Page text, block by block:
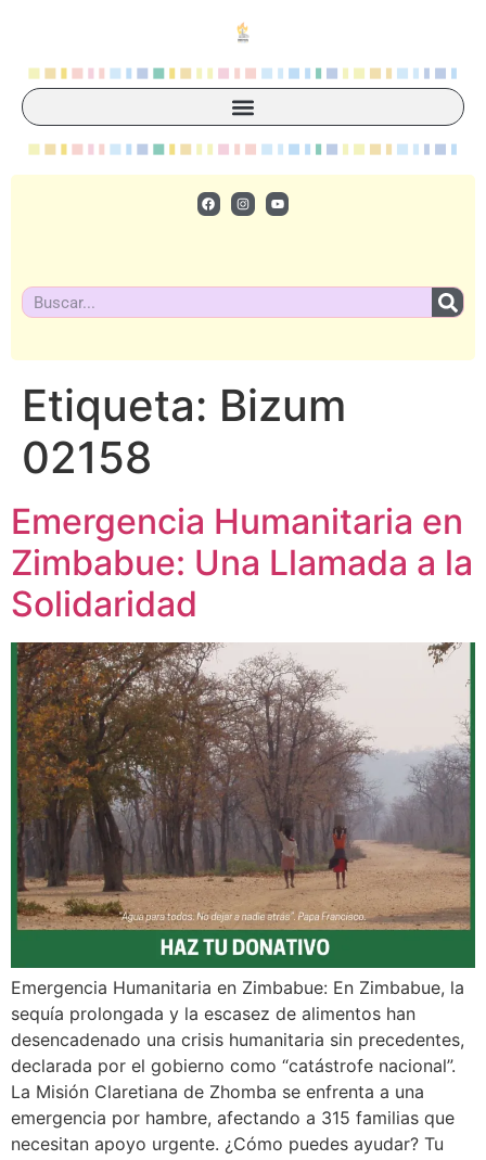
Etiqueta: Bizum
02158
Emergencia Humanitaria en
Zimbabue: Una Llamada a la
Solidaridad
Emergencia Humanitaria en Zimbabue: En Zimbabue, la
sequía prolongada y la escasez de alimentos han
desencadenado una crisis humanitaria sin precedentes,
declarada por el gobierno como “catástrofe nacional”.
La Misión Claretiana de Zhomba se enfrenta a una
emergencia por hambre, afectando a 315 familias que
necesitan apoyo urgente. ¿Cómo puedes ayudar? Tu